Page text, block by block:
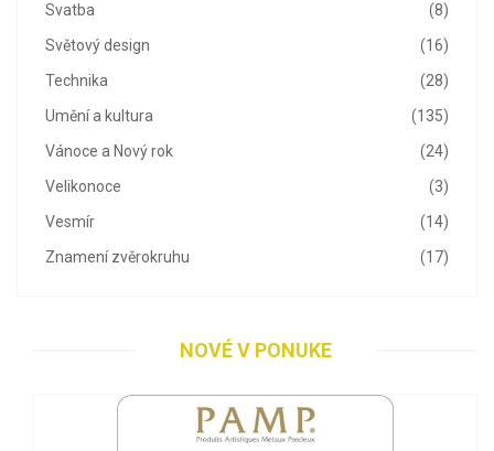
(8)
Svatba
(16)
Světový design
(28)
Technika
(135)
Umění a kultura
(24)
Vánoce a Nový rok
(3)
Velikonoce
(14)
Vesmír
(17)
Znamení zvěrokruhu
NOVÉ V PONUKE